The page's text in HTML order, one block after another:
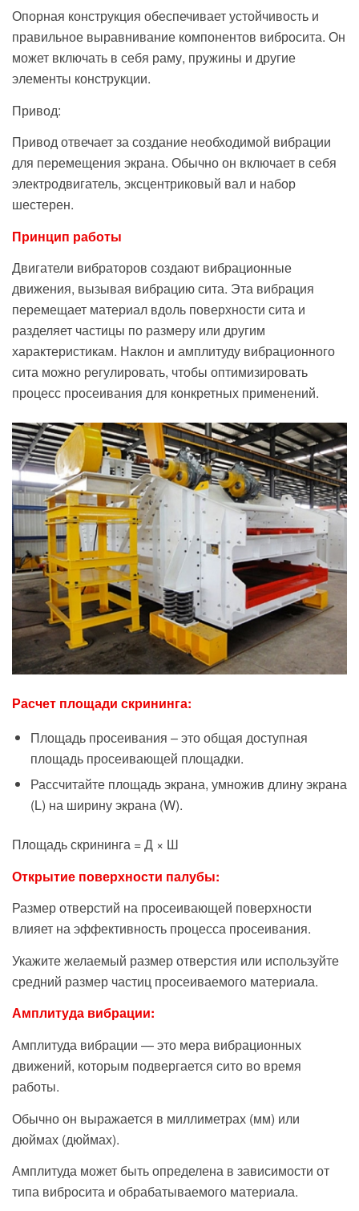
Опорная конструкция обеспечивает устойчивость и
правильное выравнивание компонентов вибросита. Он
может включать в себя раму, пружины и другие
элементы конструкции.
Привод:
Привод отвечает за создание необходимой вибрации
для перемещения экрана. Обычно он включает в себя
электродвигатель, эксцентриковый вал и набор
шестерен.
Принцип работы
Двигатели вибраторов создают вибрационные
движения, вызывая вибрацию сита. Эта вибрация
перемещает материал вдоль поверхности сита и
разделяет частицы по размеру или другим
характеристикам. Наклон и амплитуду вибрационного
сита можно регулировать, чтобы оптимизировать
процесс просеивания для конкретных применений.
Расчет площади скрининга:
Площадь просеивания – это общая доступная
площадь просеивающей площадки.
Рассчитайте площадь экрана, умножив длину экрана
(L) на ширину экрана (W).
Площадь скрининга = Д × Ш
Открытие поверхности палубы:
Размер отверстий на просеивающей поверхности
влияет на эффективность процесса просеивания.
Укажите желаемый размер отверстия или используйте
средний размер частиц просеиваемого материала.
Амплитуда вибрации:
Амплитуда вибрации — это мера вибрационных
движений, которым подвергается сито во время
работы.
Обычно он выражается в миллиметрах (мм) или
дюймах (дюймах).
Амплитуда может быть определена в зависимости от
типа вибросита и обрабатываемого материала.